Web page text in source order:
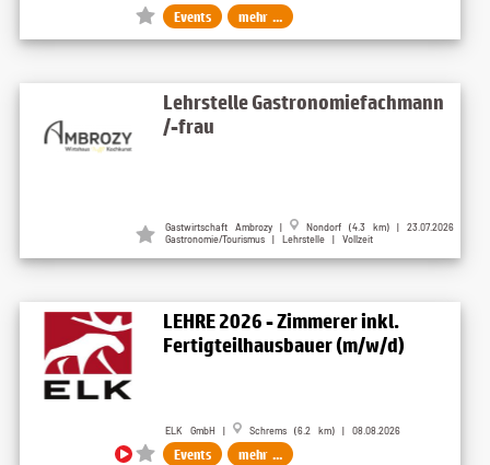
Events mehr ...
Lehrstelle Gastronomiefachmann
/-frau
Gastwirtschaft Ambrozy |
Nondorf (4.3 km) | 23.07.2026
Gastronomie/Tourismus | Lehrstelle | Vollzeit
LEHRE 2026 - Zimmerer inkl.
Fertigteilhausbauer (m/w/d)
ELK GmbH | Schrems (6.2 km) | 08.08.2026
Events mehr ...